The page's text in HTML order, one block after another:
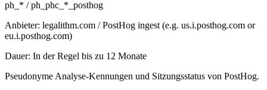
ph_* / ph_phc_*_posthog
Anbieter: legalithm.com / PostHog ingest (e.g. us.i.posthog.com or
eu.i.posthog.com)
Dauer: In der Regel bis zu 12 Monate
Pseudonyme Analyse-Kennungen und Sitzungsstatus von PostHog.